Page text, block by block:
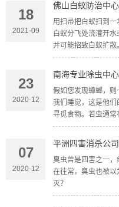
18
2021-09
佛山白蚁防治中
用扫帚把白蚁扫到
白蚁分飞处浇灌开水
并可能招致白蚁扩散。
23
2020-12
南海专业除虫中
假如您发现蟑螂，则
我们睡觉，这是他
寻觅食物。若虫通常
07
2020-12
平洲四害消杀公
臭虫曾是四害之一
在往常，臭虫也被
灭？